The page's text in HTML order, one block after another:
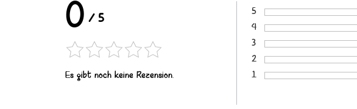
0 / 5
Es gibt noch keine Rezension.
5
4
3
2
1